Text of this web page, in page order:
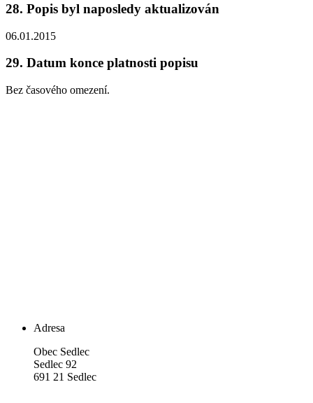
28. Popis byl naposledy aktualizován
06.01.2015
29. Datum konce platnosti popisu
Bez časového omezení.
Adresa
Obec Sedlec
Sedlec 92
691 21 Sedlec